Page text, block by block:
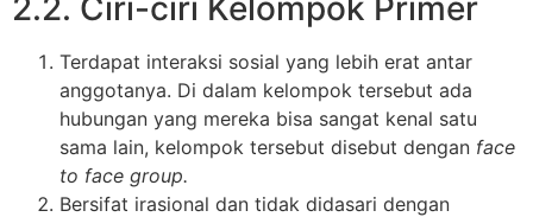
Terdapat interaksi sosial yang lebih erat antar
anggotanya. Di dalam kelompok tersebut ada
hubungan yang mereka bisa sangat kenal satu
sama lain, kelompok tersebut disebut dengan face
to face group.
Bersifat irasional dan tidak didasari dengan